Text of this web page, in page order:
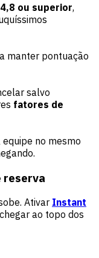
ou superior,
manter pontuação
salvo
fatores de
equipe no mesmo
reserva
Ativar Instant
ao topo dos